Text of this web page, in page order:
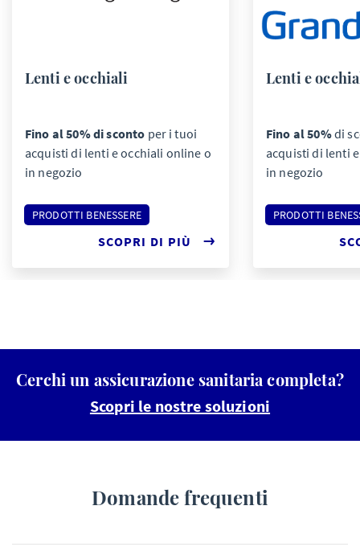
Lenti e occhiali
Fino al 50% di sconto per i tuoi
acquisti di lenti e occhiali online o
in negozio
PRODOTTI BENESSERE
SCOPRI DI PIÙ
Lenti e
Fino al 50%di
acquisti di lenti
in negozio
PRODOTTI
Cerchi un assicurazione sanitaria completa?
Scopri le nostre soluzioni
Domande frequenti